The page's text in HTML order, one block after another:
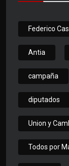
Federico
Antia
campaña
diputados
Union y
Todos por